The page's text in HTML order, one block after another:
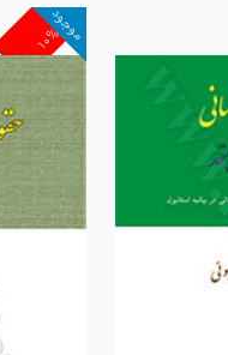
۱۰%
موجود